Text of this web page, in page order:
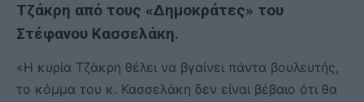
Τζάκρη από τους «Δημοκράτες» του
Στέφανου Κασσελάκη.
«Η κυρία Τζάκρη θέλει να βγαίνει πάντα βουλευτής,
το κόμμα του κ. Κασσελάκη δεν είναι βέβαιο ότι θα